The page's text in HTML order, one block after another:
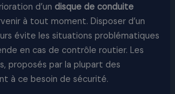
d’un disque de conduite
à tout moment. Disposer d’un
évite les situations problématiques
en cas de contrôle routier. Les
proposés par la plupart des
à ce besoin de sécurité.